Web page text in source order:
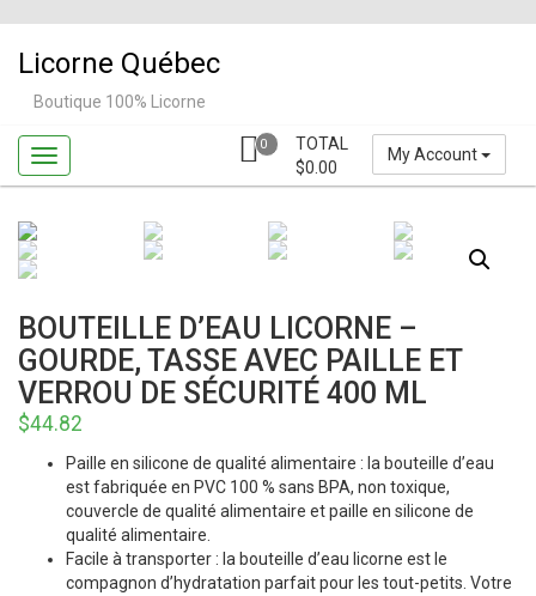
content
Licorne Québec
Boutique 100% Licorne
My Account
0
TOTAL
$0.00
BOUTEILLE D’EAU LICORNE –
GOURDE, TASSE AVEC PAILLE ET
VERROU DE SÉCURITÉ 400 ML
$44.82
Paille en silicone de qualité alimentaire : la bouteille d’eau
est fabriquée en PVC 100 % sans BPA, non toxique,
couvercle de qualité alimentaire et paille en silicone de
qualité alimentaire.
Facile à transporter : la bouteille d’eau licorne est le
compagnon d’hydratation parfait pour les tout-petits. Votre